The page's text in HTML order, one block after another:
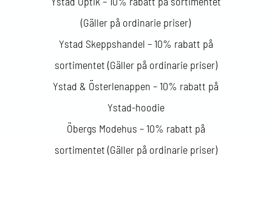
(Gäller på ordinarie priser)
Ystad Skeppshandel – 10% rabatt på
sortimentet (Gäller på ordinarie priser)
Ystad & Österlenappen – 10% rabatt på
Ystad-hoodie
Öbergs Modehus – 10% rabatt på
sortimentet (Gäller på ordinarie priser)